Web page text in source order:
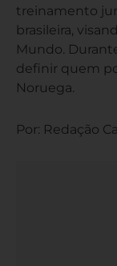
treinamento
brasileira,
Mundo.
definir quem
Noruega.
Por: Redação